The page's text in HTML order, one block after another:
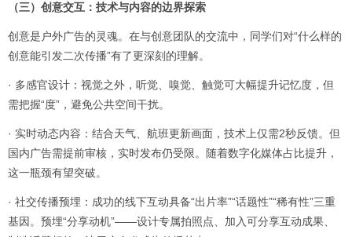
（三）创意交互：技术与内容的边界探索
创意是户外广告的灵魂。在与创意团队的交流中，同学们对“什么样的
创意能引发二次传播”有了更深刻的理解。
· 多感官设计：视觉之外，听觉、嗅觉、触觉可大幅提升记忆度，但
需把握“度”，避免公共空间干扰。
· 实时动态内容：结合天气、航班更新画面，技术上仅需2秒反馈。但
国内广告需提前审核，实时发布仍受限。随着数字化媒体占比提升，
这一瓶颈有望突破。
· 社交传播预埋：成功的线下互动具备“出片率”“话题性”“稀有性”三重
基因。预埋“分享动机”——设计专属拍照点、加入可分享互动成果、